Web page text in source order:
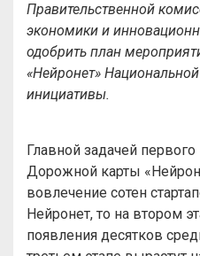
Правительственной
экономики и
одобрить план
«Нейронет»
инициативы.
Главной задачей первого
Дорожной карты
вовлечение сотен
Нейронет, то на втором
появления десятков